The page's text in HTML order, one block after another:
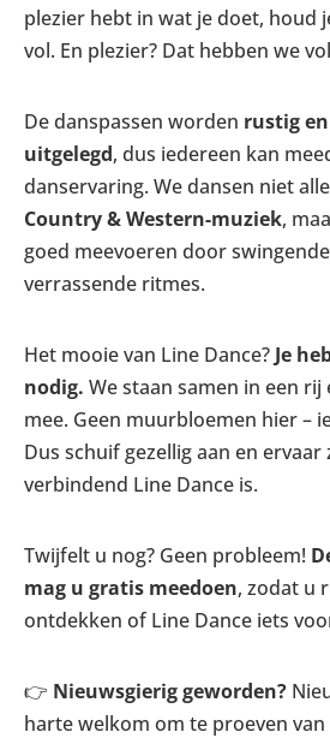
plezier hebt in wat je doet, houd
vol. En plezier? Dat hebben we
De danspassen worden rustig
uitgelegd, dus iedereen kan
danservaring. We dansen niet
Country & Western-muziek,
goed meevoeren door swingende
verrassende ritmes.
Het mooie van Line Dance? Je
nodig. We staan samen in een rij
mee. Geen muurbloemen hier –
Dus schuif gezellig aan en ervaar
verbindend Line Dance is.
Twijfelt u nog? Geen probleem!
mag u gratis meedoen, zodat u
ontdekken of Line Dance iets
👉 Nieuwsgierig geworden?
harte welkom om te proeven van